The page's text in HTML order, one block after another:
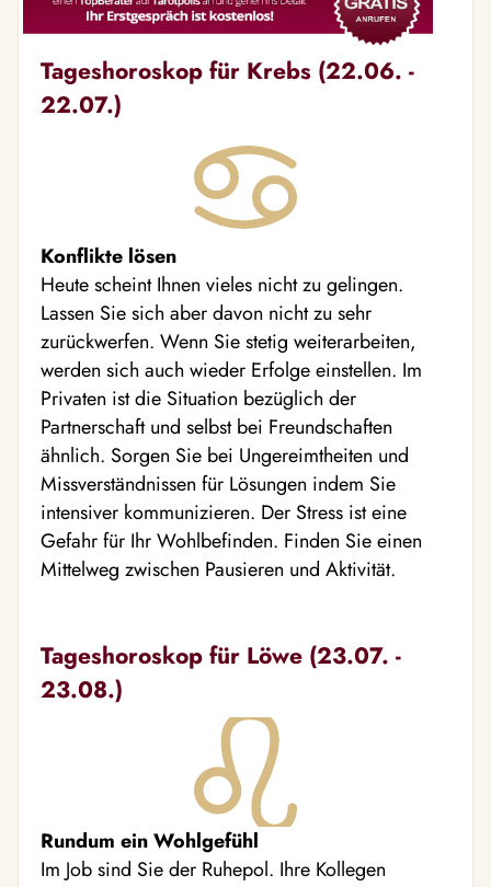
Tageshoroskop für Krebs (22.06. -
22.07.)
Konflikte lösen
Heute scheint Ihnen vieles nicht zu gelingen.
Lassen Sie sich aber davon nicht zu sehr
zurückwerfen. Wenn Sie stetig weiterarbeiten,
werden sich auch wieder Erfolge einstellen. Im
Privaten ist die Situation bezüglich der
Partnerschaft und selbst bei Freundschaften
ähnlich. Sorgen Sie bei Ungereimtheiten und
Missverständnissen für Lösungen indem Sie
intensiver kommunizieren. Der Stress ist eine
Gefahr für Ihr Wohlbefinden. Finden Sie einen
Mittelweg zwischen Pausieren und Aktivität.
Tageshoroskop für Löwe (23.07. -
23.08.)
Rundum ein Wohlgefühl
Im Job sind Sie der Ruhepol. Ihre Kollegen